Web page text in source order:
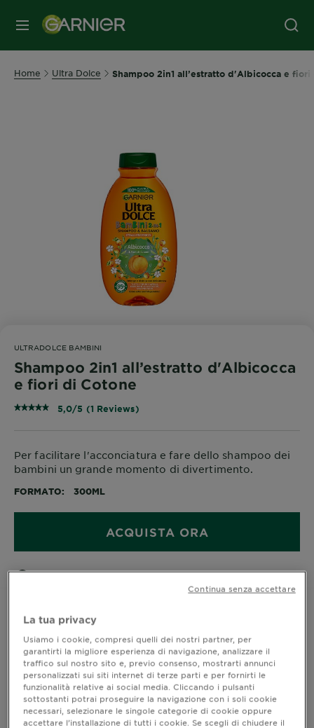
MENU
Home Ultra Dolce Shampoo 2in1 all’estratto d'Albicocca e fiori
ULTRADOLCE BAMBINI
Shampoo 2in1 all’estratto d'Albicocca
e fiori di Cotone
5,0/5 (1 Reviews)
Per facilitare l'acconciatura e fare dello shampoo dei
bambini un grande momento di divertimento.
FORMATO 300ML
ACQUISTA ORA
Dove acquistare
Risultati
CLOSE SUBPANEL
Informazioni prodotto
La tua privacy
Usiamo i cookie, compresi quelli dei nostri partner, per
garantirti la migliore esperienza di navigazione, analizzare il
traffico sul nostro sito e, previo consenso, mostrarti annunci
personalizzati sui siti internet di terze parti e per fornirti le
funzionalità relative ai social media. Cliccando i pulsanti
sottostanti potrai proseguire la navigazione con i soli cookie
necessari, selezionare le singole categorie di cookie oppure
accettare l’installazione di tutti i cookie. Se scegli di chiudere il
Continua senza accettare